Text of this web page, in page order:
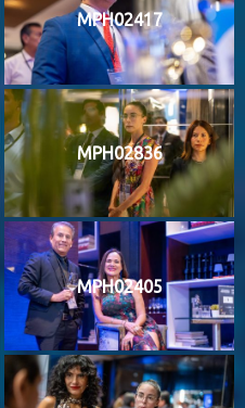
MPH02417
MPH02836
MPH02405